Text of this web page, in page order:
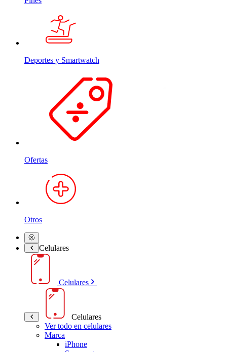
Deportes y Smartwatch
Ofertas
Otros
Celulares
Celulares
Celulares
Ver todo en celulares
Marca
iPhone